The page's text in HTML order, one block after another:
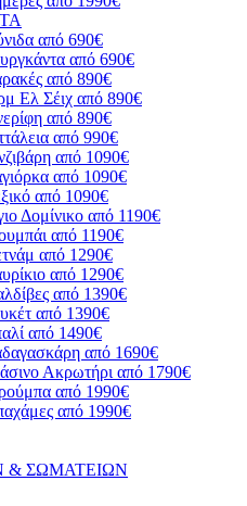
από 690€
από 690€
από 890€
Ελ Σέιχ από 890€
από 890€
από 990€
από 1090€
από 1090€
από 1090€
Δομίνικο από 1190€
από 1190€
από 1290€
από 1290€
από 1390€
από 1390€
από 1490€
από 1690€
Ακρωτήρι από 1790€
από 1990€
από 1990€
& ΣΩΜΑΤΕΙΩΝ